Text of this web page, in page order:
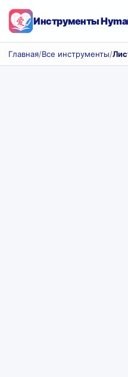
Инструменты
Главная/Все инструменты/